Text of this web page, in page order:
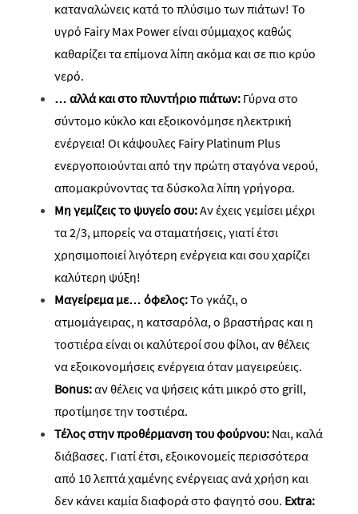
καταναλώνεις κατά το πλύσιμο των πιάτων! Το
υγρό Fairy Max Power είναι σύμμαχος καθώς
καθαρίζει τα επίμονα λίπη ακόμα και σε πιο κρύο
νερό.
… αλλά και στο πλυντήριο πιάτων: Γύρνα στο
σύντομο κύκλο και εξοικονόμησε ηλεκτρική
ενέργεια! Οι κάψουλες Fairy Platinum Plus
ενεργοποιούνται από την πρώτη σταγόνα νερού,
απομακρύνοντας τα δύσκολα λίπη γρήγορα.
Μη γεμίζεις το ψυγείο σου:Αν έχεις γεμίσει μέχρι
τα 2/3, μπορείς να σταματήσεις, γιατί έτσι
χρησιμοποιεί λιγότερη ενέργεια και σου χαρίζει
καλύτερη ψύξη!
Μαγείρεμα με… όφελος:Το γκάζι, ο
ατμομάγειρας, η κατσαρόλα, ο βραστήρας και η
τοστιέρα είναι οι καλύτεροί σου φίλοι, αν θέλεις
να εξοικονομήσεις ενέργεια όταν μαγειρεύεις.
Bonus:αν θέλεις να ψήσεις κάτι μικρό στο grill,
προτίμησε την τοστιέρα.
Τέλος στην προθέρμανση του φούρνου: Ναι, καλά
διάβασες. Γιατί έτσι, εξοικονομείς περισσότερα
από 10 λεπτά χαμένης ενέργειας ανά χρήση και
δεν κάνει καμία διαφορά στο φαγητό σου. Extra: